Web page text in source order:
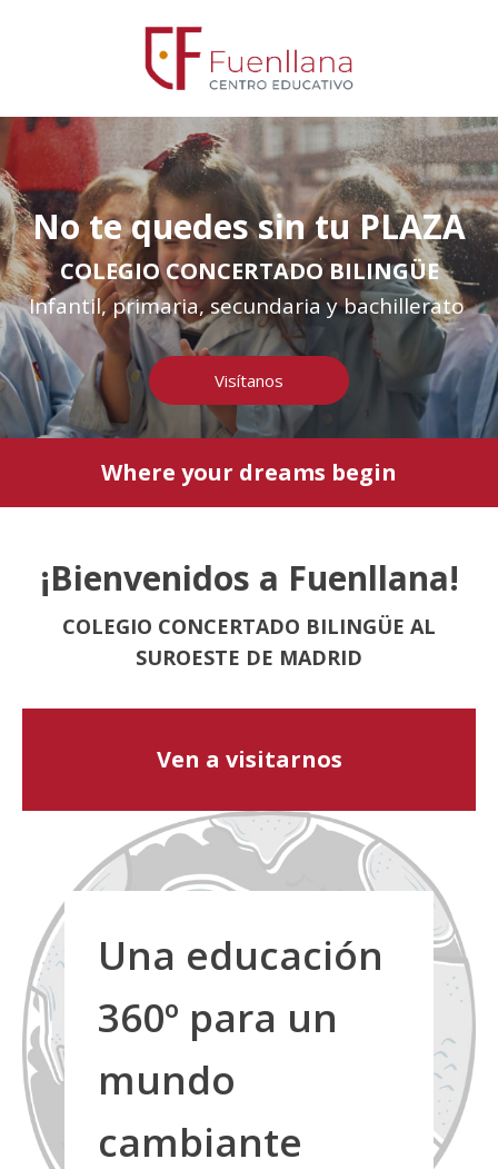
No te quedes sin tu PLAZA
COLEGIO CONCERTADO BILINGÜE
Infantil, primaria, secundaria y bachillerato
Visítanos
Where your dreams begin
¡Bienvenidos a Fuenllana!
COLEGIO CONCERTADO BILINGÜE AL
SUROESTE DE MADRID
Ven a visitarnos
Una educación
360º para un
mundo
cambiante